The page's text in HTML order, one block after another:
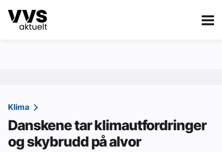
Kategorier
Sanitær
Ventilasjon
Varme og energi
Klima
Danskene tar klimautfordringer
og skybrudd på alvor